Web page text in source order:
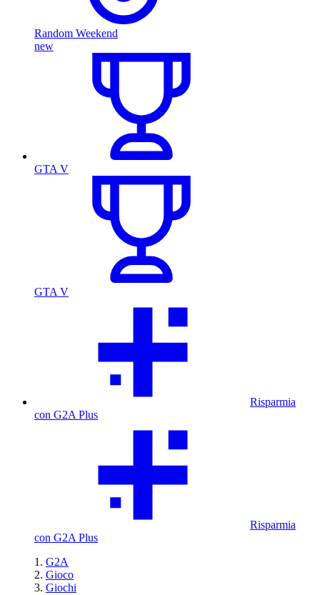
Random Weekend
new
GTA V
GTA V
Risparmia
con G2A Plus
Risparmia
con G2A Plus
G2A
Gioco
Giochi